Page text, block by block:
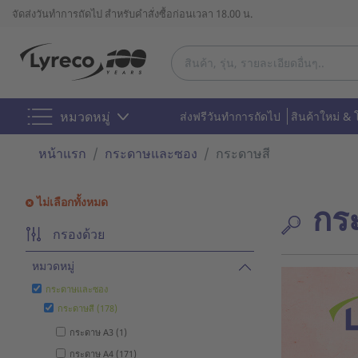
จัดส่งวันทำการถัดไป สำหรับคำสั่งซื้อก่อนเวลา 18.00 น.
หมวดหมู่ ส่งฟรีวันทำการถัดไป สินค้าใหม่ &
หน้าแรก กระดาษและซอง กระดาษสี
ไม่เลือกทั้งหมด
กรองด้วย
หมวดหมู่
กระดาษและซอง
กระดาษสี (178)
กระดาษ A3 (1)
กระดาษ A4 (171)
ก